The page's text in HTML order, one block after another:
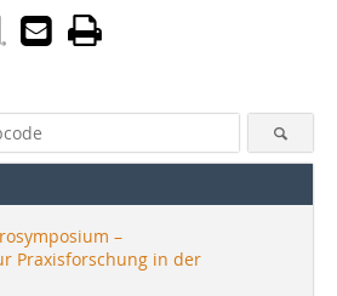
–
Praxisforschung in der